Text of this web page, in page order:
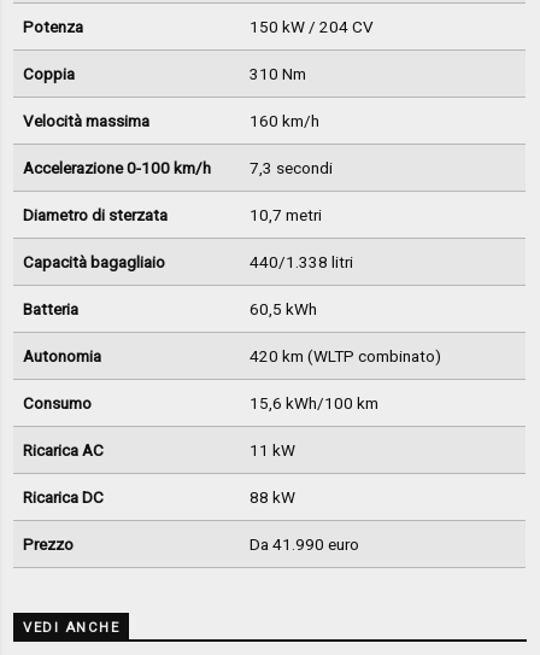
Potenza 150 kW / 204 CV
Coppia 310 Nm
Velocità massima 160 km/h
Accelerazione 0-100 km/h 7,3 secondi
Diametro di sterzata 10,7 metri
Capacità bagagliaio 440/1.338 litri
Batteria 60,5 kWh
Autonomia 420 km (WLTP combinato)
Consumo 15,6 kWh/100 km
Ricarica AC 11 kW
Ricarica DC 88 kW
Prezzo Da 41.990 euro
VEDI ANCHE